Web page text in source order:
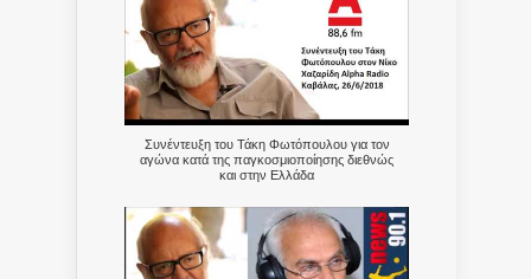
Συνέντευξη του Τάκη Φωτόπουλου για τον
αγώνα κατά της παγκοσμιοποίησης διεθνώς
και στην Ελλάδα